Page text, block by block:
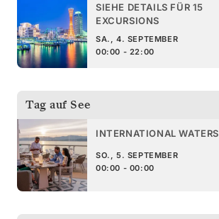
SIEHE DETAILS FÜR 15
EXCURSIONS
SA., 4. SEPTEMBER
00:00 - 22:00
Tag auf See
INTERNATIONAL WATERS
SO., 5. SEPTEMBER
00:00 - 00:00